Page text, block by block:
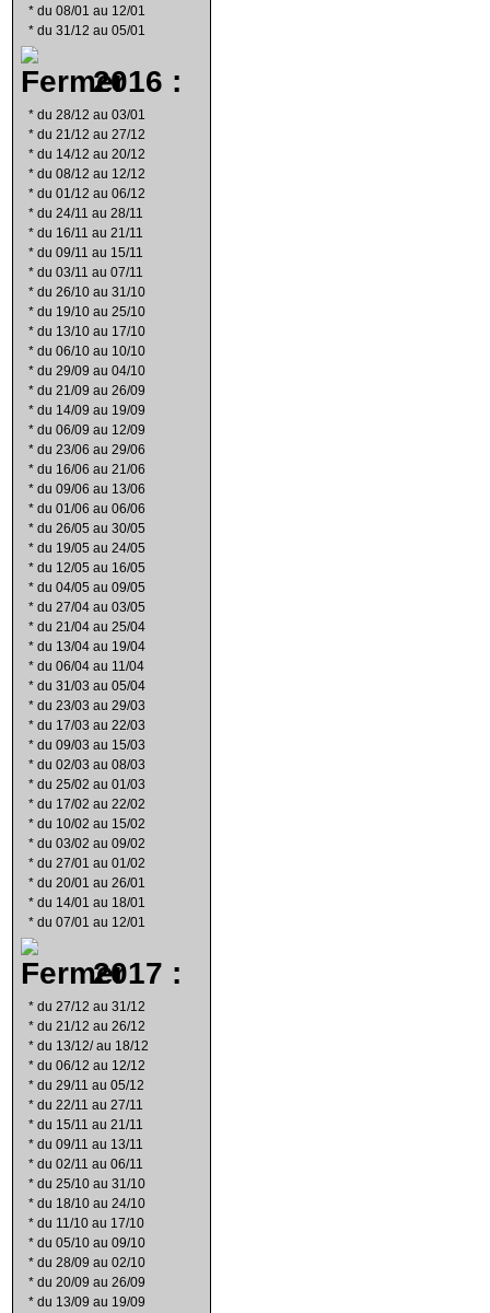
* du 08/01 au 12/01
* du 31/12 au 05/01
2016 :
* du 28/12 au 03/01
* du 21/12 au 27/12
* du 14/12 au 20/12
* du 08/12 au 12/12
* du 01/12 au 06/12
* du 24/11 au 28/11
* du 16/11 au 21/11
* du 09/11 au 15/11
* du 03/11 au 07/11
* du 26/10 au 31/10
* du 19/10 au 25/10
* du 13/10 au 17/10
* du 06/10 au 10/10
* du 29/09 au 04/10
* du 21/09 au 26/09
* du 14/09 au 19/09
* du 06/09 au 12/09
* du 23/06 au 29/06
* du 16/06 au 21/06
* du 09/06 au 13/06
* du 01/06 au 06/06
* du 26/05 au 30/05
* du 19/05 au 24/05
* du 12/05 au 16/05
* du 04/05 au 09/05
* du 27/04 au 03/05
* du 21/04 au 25/04
* du 13/04 au 19/04
* du 06/04 au 11/04
* du 31/03 au 05/04
* du 23/03 au 29/03
* du 17/03 au 22/03
* du 09/03 au 15/03
* du 02/03 au 08/03
* du 25/02 au 01/03
* du 17/02 au 22/02
* du 10/02 au 15/02
* du 03/02 au 09/02
* du 27/01 au 01/02
* du 20/01 au 26/01
* du 14/01 au 18/01
* du 07/01 au 12/01
2017 :
* du 27/12 au 31/12
* du 21/12 au 26/12
* du 13/12/ au 18/12
* du 06/12 au 12/12
* du 29/11 au 05/12
* du 22/11 au 27/11
* du 15/11 au 21/11
* du 09/11 au 13/11
* du 02/11 au 06/11
* du 25/10 au 31/10
* du 18/10 au 24/10
* du 11/10 au 17/10
* du 05/10 au 09/10
* du 28/09 au 02/10
* du 20/09 au 26/09
* du 13/09 au 19/09